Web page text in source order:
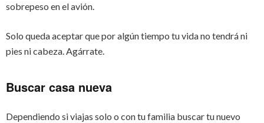
sobrepeso en el avión.
Solo queda aceptar que por algún tiempo tu vida no tendrá ni
pies ni cabeza. Agárrate.
Buscar casa nueva
Dependiendo si viajas solo o con tu familia buscar tu nuevo